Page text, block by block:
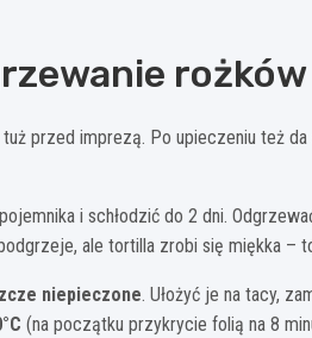
przed imprezą. Po upieczeniu też da
i schłodzić do 2 dni.
ale tortilla zrobi się miękka –
niepieczone. Ułożyć je na tacy,
(na początku przykrycie folią na 8